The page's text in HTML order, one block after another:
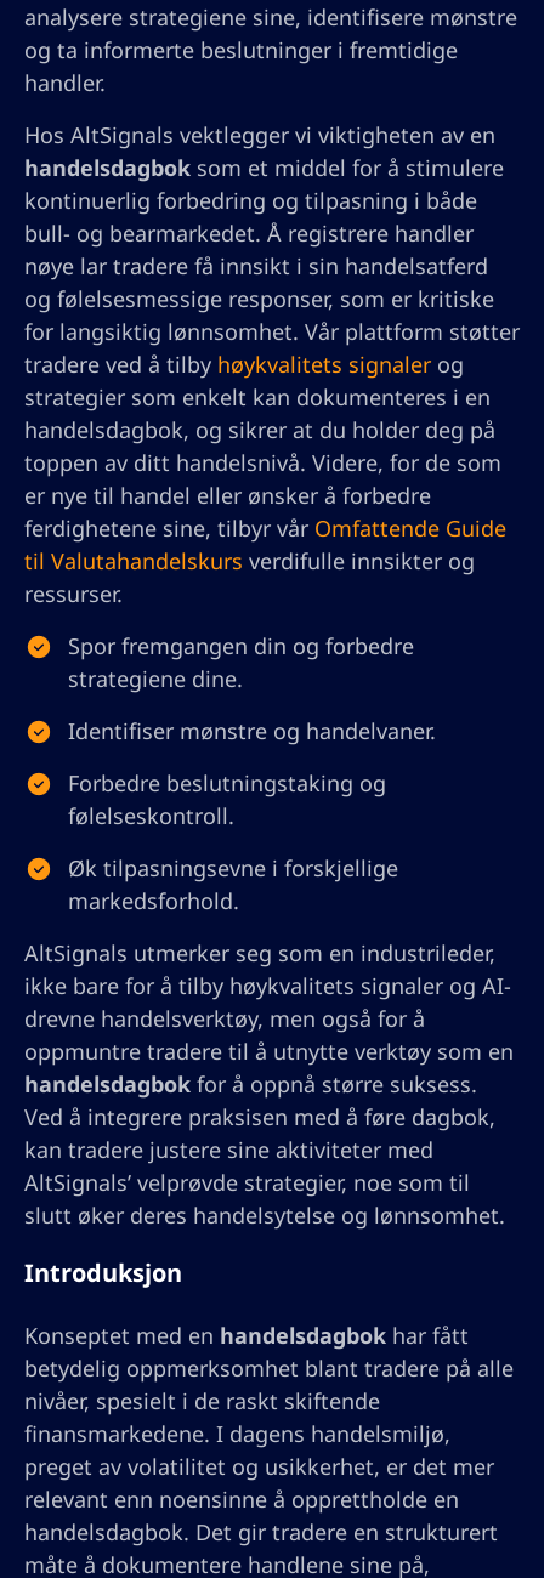
analysere strategiene sine, identifisere mønstre
og ta informerte beslutninger i fremtidige
handler.
Hos AltSignals vektlegger vi viktigheten av en
handelsdagbok som et middel for å stimulere
kontinuerlig forbedring og tilpasning i både
bull- og bearmarkedet. Å registrere handler
nøye lar tradere få innsikt i sin handelsatferd
og følelsesmessige responser, som er kritiske
for langsiktig lønnsomhet. Vår plattform støtter
tradere ved å tilby høykvalitets signaler og
strategier som enkelt kan dokumenteres i en
handelsdagbok, og sikrer at du holder deg på
toppen av ditt handelsnivå. Videre, for de som
er nye til handel eller ønsker å forbedre
ferdighetene sine, tilbyr vår Omfattende Guide
til Valutahandelskurs verdifulle innsikter og
ressurser.
Spor fremgangen din og forbedre
strategiene dine.
Identifiser mønstre og handelvaner.
Forbedre beslutningstaking og
følelseskontroll.
Øk tilpasningsevne i forskjellige
markedsforhold.
AltSignals utmerker seg som en industrileder,
ikke bare for å tilby høykvalitets signaler og AI-
drevne handelsverktøy, men også for å
oppmuntre tradere til å utnytte verktøy som en
handelsdagbok for å oppnå større suksess.
Ved å integrere praksisen med å føre dagbok,
kan tradere justere sine aktiviteter med
AltSignals’ velprøvde strategier, noe som til
slutt øker deres handelsytelse og lønnsomhet.
Introduksjon
Konseptet med en handelsdagbok har fått
betydelig oppmerksomhet blant tradere på alle
nivåer, spesielt i de raskt skiftende
finansmarkedene. I dagens handelsmiljø,
preget av volatilitet og usikkerhet, er det mer
relevant enn noensinne å opprettholde en
handelsdagbok. Det gir tradere en strukturert
måte å dokumentere handlene sine på,